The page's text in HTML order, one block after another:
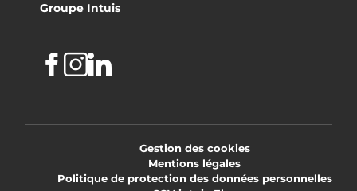
Groupe Intuis
Facebook
Instagram
Linkedin
Gestion des cookies
Mentions légales
Politique de protection des données personnelles